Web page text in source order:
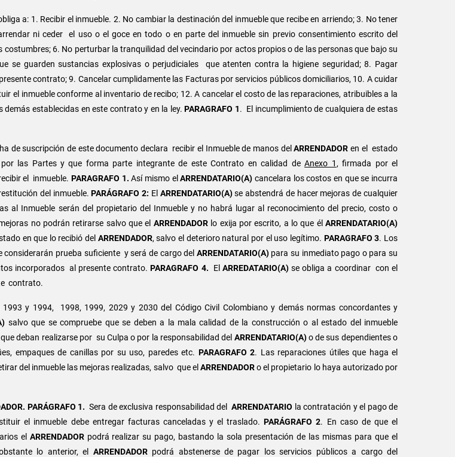
a: 1. Recibir el inmueble. 2. No cambiar la destinación del inmueble que recibe en arriendo; 3. No tener
ni ceder el uso o el goce en todo o en parte del inmueble sin previo consentimiento escrito del
6. No perturbar la tranquilidad del vecindario por actos propios o de las personas que bajo su
se guarden sustancias explosivas o perjudiciales que atenten contra la higiene seguridad; 8. Pagar
contrato; 9. Cancelar cumplidamente las Facturas por servicios públicos domiciliarios, 10. A cuidar
el inmueble conforme al inventario de recibo; 12. A cancelar el costo de las reparaciones, atribuibles a la
demás establecidas en este contrato y en la ley.PARAGRAFO 1. El incumplimiento de cualquiera de estas
de suscripción de este documento declara recibir el Inmueble de manos delARRENDADORen el estado
las Partes y que forma parte integrante de este Contrato en calidad deAnexo 1 , firmada por el
el inmueble.PARAGRAFO 1. Así mismo elARRENDATARIO(A) cancelara los costos en que se incurra
del inmueble.PARÁGRAFO 2: El ARRENDATARIO(A)se abstendrá de hacer mejoras de cualquier
al Inmueble serán del propietario del Inmueble y no habrá lugar al reconocimiento del precio, costo o
no podrán retirarse salvo que el ARRENDADORlo exija por escrito, a lo que élARRENDATARIO(A)
en que lo recibió del ARRENDADOR, salvo el deterioro natural por el uso legítimo. PARAGRAFO 3. Los
prueba suficiente y será de cargo del ARRENDATARIO(A)para su inmediato pago o para su
incorporados al presente contrato.PARAGRAFO 4. ElARREDATARIO(A) se obliga a coordinar con el
contrato.
y 1994, 1998, 1999, 2029 y 2030 del Código Civil Colombiano y demás normas concordantes y
salvo que se compruebe que se deben a la mala calidad de la construcción o al estado del inmueble
deban realizarse por su Culpa o por la responsabilidad del ARRENDATARIO(A)o de sus dependientes o
empaques de canillas por su uso, paredes etc. PARAGRAFO 2. Las reparaciones útiles que haga el
del inmueble las mejoras realizadas, salvo que elARRENDADORo el propietario lo haya autorizado por
PARÁGRAFO 1. Sera de exclusiva responsabilidad delARRENDATARIO la contratación y el pago de
el inmueble debe entregar facturas canceladas y el traslado.PARÁGRAFO 2. En caso de que el
el ARRENDADORpodrá realizar su pago, bastando la sola presentación de las mismas para que el
lo anterior, el ARRENDADOR podrá abstenerse de pagar los servicios públicos a cargo del